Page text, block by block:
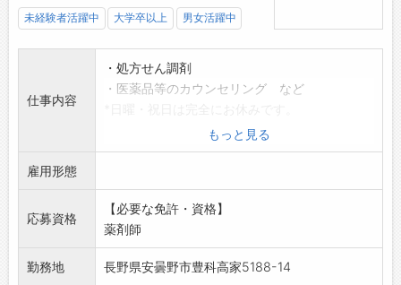
未経験者活躍中 大学卒以上 男女活躍中
仕事内容
・処方せん調剤
・医薬品等のカウンセリング など
*休日夜間業務はありません。
*変更の範囲:会社の定める業務
す。
*応募する方は、ハローワークの紹介状をお持ち
下さい。
もっと見る
雇用形態
応募資格
【必要な免許・資格】
薬剤師
勤務地 長野県安曇野市豊科高家5188-14